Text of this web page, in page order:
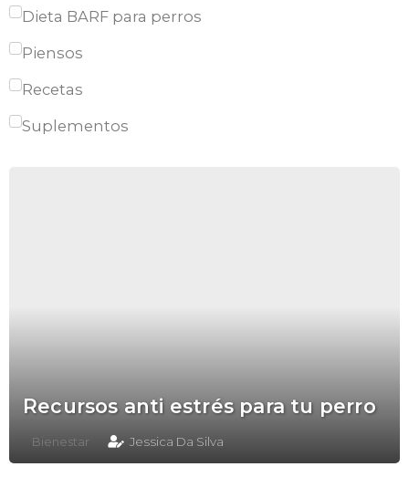
Dieta BARF para perros
Piensos
Recetas
Suplementos
Recursos anti estrés para tu perro
Bienestar Jessica Da Silva